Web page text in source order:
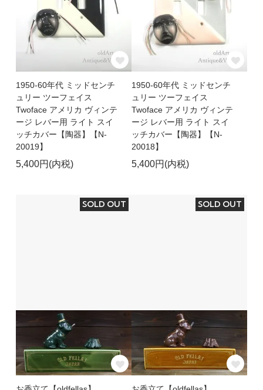
1950-60年代 ミッドセンチ
ュリー ツーフェイス
Twoface アメリカ ヴィンテ
ージ レバー用 ライト スイ
ッチカバー【陶器】【N-
20019】
5,400円(内税)
1950-60年代 ミッドセンチ
ュリー ツーフェイス
Twoface アメリカ ヴィンテ
ージ レバー用 ライト スイ
ッチカバー【陶器】【N-
20018】
5,400円(内税)
SOLD OUT SOLD OUT